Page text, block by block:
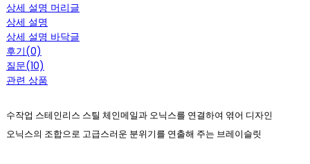
상세 설명 머리글
상세 설명
상세 설명 바닥글
후기(0)
질문(10)
관련 상품
수작업 스테인리스 스틸 체인메일과 오닉스를 연결하여 엮어 디자인
오닉스의 조합으로 고급스러운 분위기를 연출해 주는 브레이슬릿